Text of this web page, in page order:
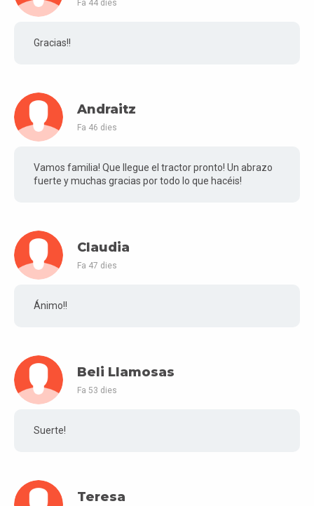
Fa 44 dies
Gracias!!
Andraitz
Fa 46 dies
Vamos familia! Que llegue el tractor pronto! Un abrazo
fuerte y muchas gracias por todo lo que hacéis!
Claudia
Fa 47 dies
Ánimo!!
Beli Llamosas
Fa 53 dies
Suerte!
Teresa